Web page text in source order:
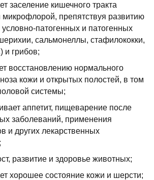
заселение кишечного тракта
препятствуя развитию
условно-патогенных и патогенных
сальмонеллы, стафилококки,
и грибов;
восстановлению нормального
кожи и открытых полостей, в том
системы;
аппетит, пищеварение после
заболеваний, применения
и других лекарственных
развитие и здоровье животных;
хорошее состояние кожи и шерсти;